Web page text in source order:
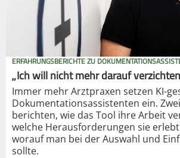
ERFAHRUNGSBERICHTE ZU
„Ich will nicht mehr darauf
Immer mehr Arztpraxen setzen KI-
Dokumentationsassistenten ein.
berichten, wie das Tool ihre Arbeit
welche Herausforderungen sie
worauf man bei der Auswahl und
sollte.